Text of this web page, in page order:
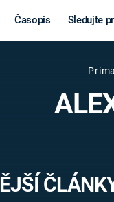
Časopis Sledujte
Věda
MARS